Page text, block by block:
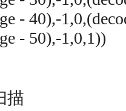
- 40),-
- 50),-1,0,1))
描